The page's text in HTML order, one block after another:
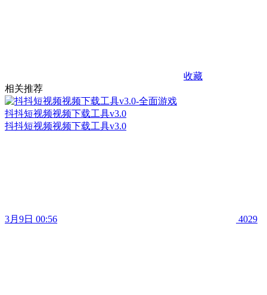
收藏
相关推荐
抖抖短视频视频下载工具v3.0
抖抖短视频视频下载工具v3.0
3月9日 00:56 4029